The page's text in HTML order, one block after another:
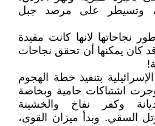
وتسيطر على مرصد جبل
نجاحاتها لانها كانت مقيدة
كان يمكنها أن تحقق نجاحات
بتنفيذ خطة الهجوم
اكتوبر، وجرت اشتباكات حامية وبخاصة
وكفر نفاخ والخشينة
السقي. وبدأ ميزان القوى،